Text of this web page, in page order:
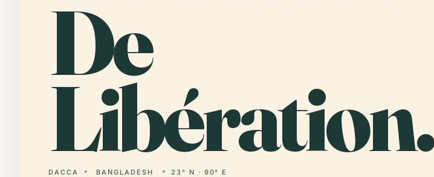
De
Libération.
DACCA BANGLADESH 23° N · 90° E